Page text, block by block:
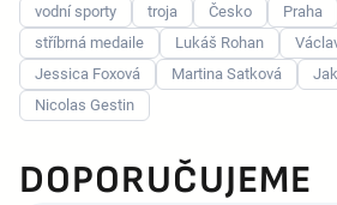
vodní sporty
troja Česko Praha
stříbrná medaile
Lukáš Rohan
Jessica Foxová
Martina Satková
Nicolas Gestin
DOPORUČUJEME